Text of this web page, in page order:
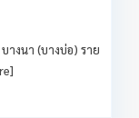
างนา (บางบ่อ) ราย